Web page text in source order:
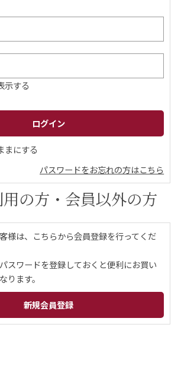
ご案内
ギフトサービス
について
お問い合わせ
12-2486
業時間】8:30～17:30
曜・祝日／土曜は不定休
合わせフォームはこちら
示する
まにする
パスワードをお忘れの方はこちら
の方・会員以外の方
様は、こちらから会員登録を行ってくだ
スワードを登録しておくと便利にお買い
ります。